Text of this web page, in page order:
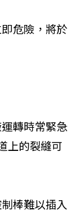
危險，將於
轉時常緊急
上的裂縫可
棒難以插入